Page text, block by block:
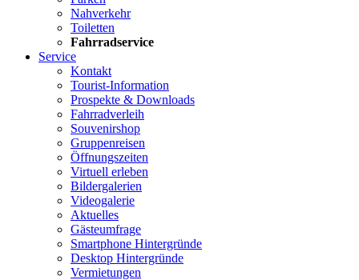
Nahverkehr
Toiletten
Fahrradservice
Service
Kontakt
Tourist-Information
Prospekte & Downloads
Fahrradverleih
Souvenirshop
Gruppenreisen
Öffnungszeiten
Virtuell erleben
Bildergalerien
Videogalerie
Aktuelles
Gästeumfrage
Smartphone Hintergründe
Desktop Hintergründe
Vermietungen